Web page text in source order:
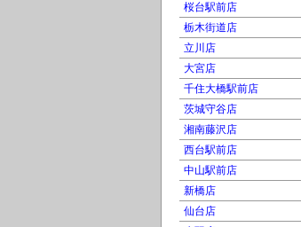
桜台駅前店
栃木街道店
立川店
大宮店
千住大橋駅前店
茨城守谷店
湘南藤沢店
西台駅前店
中山駅前店
新橋店
仙台店